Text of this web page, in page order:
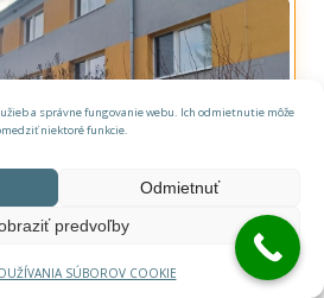
a správne fungovanie webu. Ich odmietnutie môže
niektoré funkcie.
Odmietnuť
predvoľby
SÚBOROV COOKIE